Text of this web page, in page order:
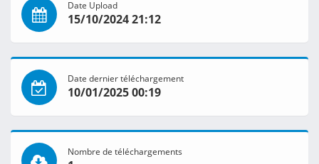
Date Upload
15/10/2024 21:12
Date dernier téléchargement
10/01/2025 00:19
Nombre de téléchargements